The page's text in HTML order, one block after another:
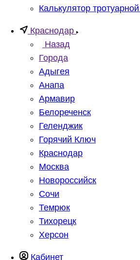
Калькулятор
Краснодар
Назад
Города
Адыгея
Анапа
Армавир
Белореченск
Геленджик
Горячий Ключ
Краснодар
Москва
Новороссийск
Сочи
Темрюк
Тихорецк
Херсон
Кабинет